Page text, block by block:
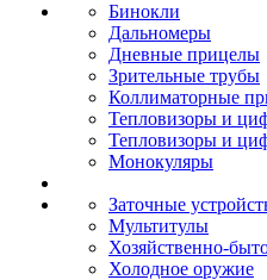
Бинокли
Дальномеры
Дневные прицелы
Зрительные трубы
Коллиматорные
Тепловизоры и
Тепловизоры и
Монокуляры
Заточные
Мультитулы
Хозяйственно-
Холодное оружие